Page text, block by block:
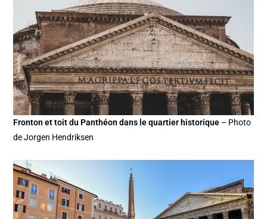
Fronton et toit du Panthéon dans le quartier historique – Photo
de Jorgen Hendriksen